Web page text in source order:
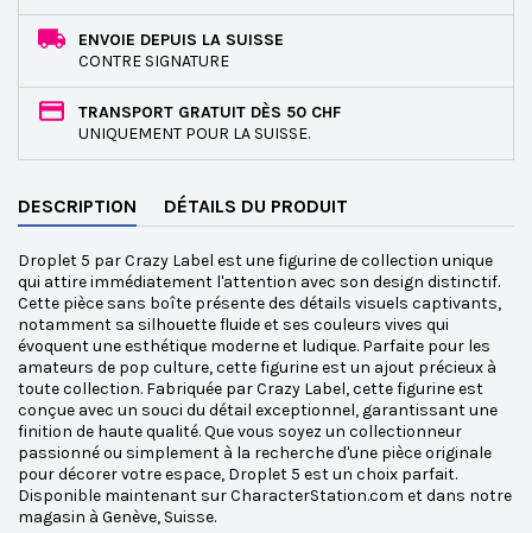
ENVOIE DEPUIS LA SUISSE
CONTRE SIGNATURE
TRANSPORT GRATUIT DÈS 50 CHF
UNIQUEMENT POUR LA SUISSE.
DESCRIPTION DÉTAILS DU PRODUIT
Droplet 5 par Crazy Label est une figurine de collection unique
qui attire immédiatement l'attention avec son design distinctif.
Cette pièce sans boîte présente des détails visuels captivants,
notamment sa silhouette fluide et ses couleurs vives qui
évoquent une esthétique moderne et ludique. Parfaite pour les
amateurs de pop culture, cette figurine est un ajout précieux à
toute collection. Fabriquée par Crazy Label, cette figurine est
conçue avec un souci du détail exceptionnel, garantissant une
finition de haute qualité. Que vous soyez un collectionneur
passionné ou simplement à la recherche d'une pièce originale
pour décorer votre espace, Droplet 5 est un choix parfait.
Disponible maintenant sur CharacterStation.com et dans notre
magasin à Genève, Suisse.